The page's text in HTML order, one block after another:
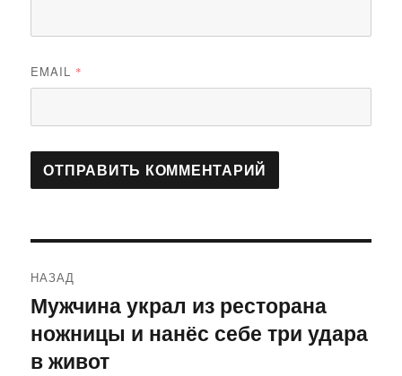
EMAIL *
по
записям
НАЗАД
Предыдущая
запись:
Мужчина украл из ресторана
ножницы и нанёс себе три удара
в живот